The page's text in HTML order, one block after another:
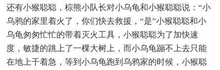
还有小猴聪聪，棕熊小队长对小乌龟和小猴聪聪说：“小
乌鸦的家里着火了，你们快去救援，“是”小猴聪聪和小
乌龟匆匆忙忙的带着灭火工具，小猴聪聪为了加快速
度，敏捷的跳上了一棵大树上，而小乌龟蹦不上去只能
在地上干着急，等到小乌龟跑到乌鸦家的时候，小猴聪